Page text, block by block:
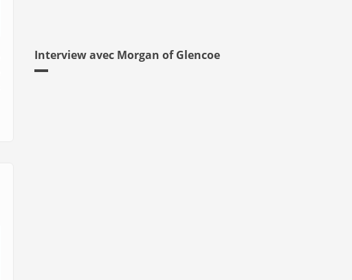
Interview avec Morgan of Glencoe